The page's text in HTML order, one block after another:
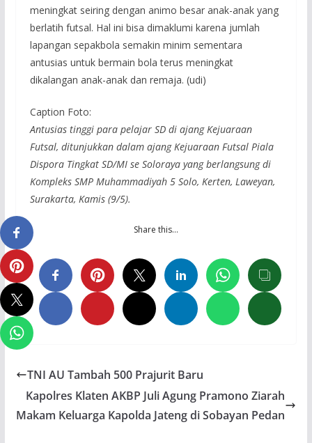
meningkat seiring dengan animo besar anak-anak yang
berlatih futsal. Hal ini bisa dimaklumi karena jumlah
lapangan sepakbola semakin minim sementara
antusias untuk bermain bola terus meningkat
dikalangan anak-anak dan remaja. (udi)
Caption Foto:
Antusias tinggi para pelajar SD di ajang Kejuaraan
Futsal, ditunjukkan dalam ajang Kejuaraan Futsal Piala
Dispora Tingkat SD/MI se Soloraya yang berlangsung di
Kompleks SMP Muhammadiyah 5 Solo, Kerten, Laweyan,
Surakarta, Kamis (9/5).
Share this…
TNI AU Tambah 500 Prajurit Baru
Kapolres Klaten AKBP Juli Agung Pramono Ziarah
Makam Keluarga Kapolda Jateng di Sobayan Pedan